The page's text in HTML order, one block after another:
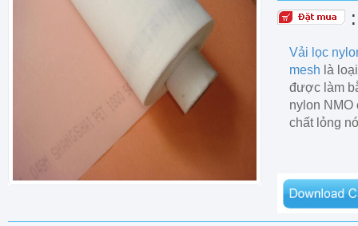
Vải lọc
mesh là
được làm
nylon NMO
chất lỏng